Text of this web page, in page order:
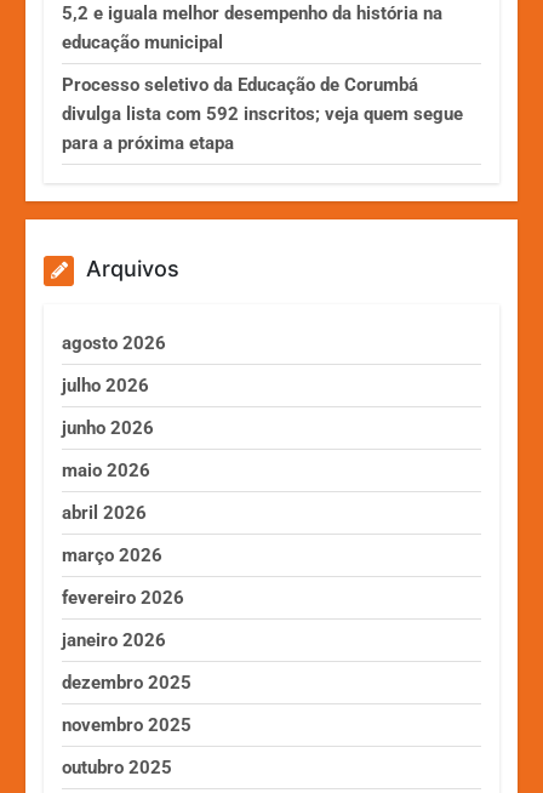
5,2 e iguala melhor desempenho da história na
educação municipal
Processo seletivo da Educação de Corumbá
divulga lista com 592 inscritos; veja quem segue
para a próxima etapa
Arquivos
agosto 2026
julho 2026
junho 2026
maio 2026
abril 2026
março 2026
fevereiro 2026
janeiro 2026
dezembro 2025
novembro 2025
outubro 2025